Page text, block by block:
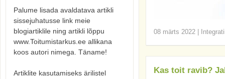
08 märts 2022
Kas toit ravib?
Palume lisada avaldatava artikli
sissejuhatusse link meie
blogiartiklile ning artikli lõppu
www.Toitumistarkus.ee allikana
koos autori nimega. Täname!
Artiklite kasutamiseks ärilistel